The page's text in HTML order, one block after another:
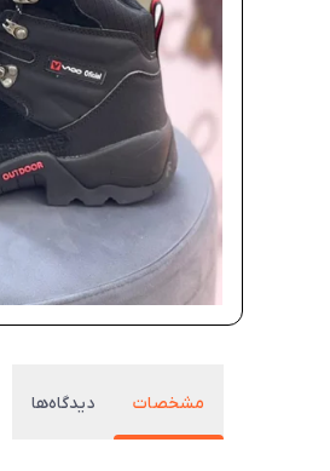
مشخصات دیدگاه‌ها